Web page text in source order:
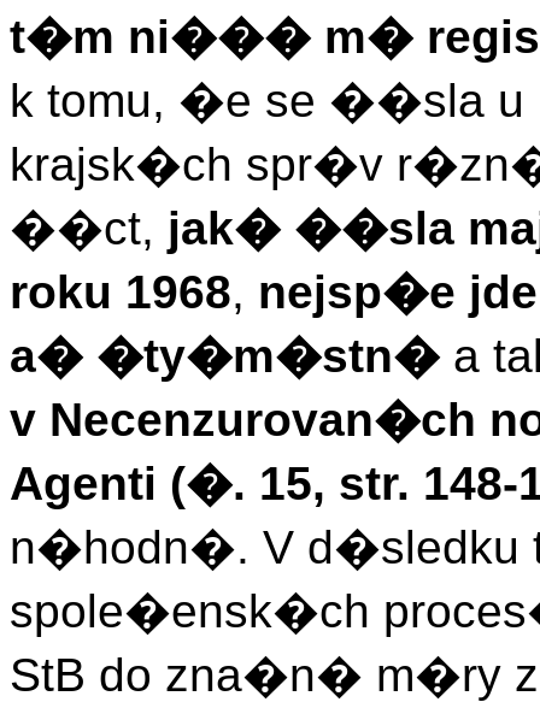
t�m ni��� m�
k tomu, �e se ��sla u
krajsk�ch spr�v
��ct, jak� ��sla
roku 1968, nejsp�e
a� �ty�m�stn�a
v Necenzurovan�ch
Agenti (�. 15, str. 148-
n�hodn�. V
spole�ensk�ch
StB do zna�n� m�ry